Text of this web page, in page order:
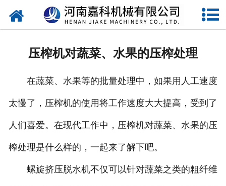
网站首页
压榨机导购图
压榨机对蔬菜、水果的压榨处理
在蔬菜、水果等的批量处理中，如果用人工速度
太慢了，压榨机的使用将工作速度大大提高，受到了
人们喜爱。在现代工作中，压榨机对蔬菜、水果的压
榨处理是什么样的，一起来了解下吧。
螺旋挤压脱水机不仅可以针对蔬菜之类的粗纤维